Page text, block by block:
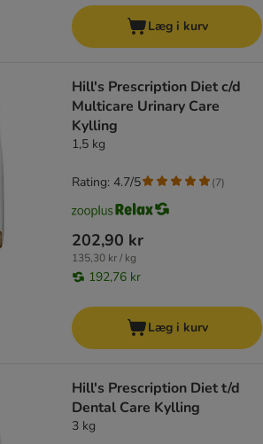
Læg i kurv
Hill's Prescription Diet c/d
Multicare Urinary Care
Kylling
1,5 kg
202,90 kr
135,30 kr / kg
192,76 kr
Rating: 4.7/5 (7)
Læg i kurv
Hill's Prescription Diet t/d
Dental Care Kylling
3 kg